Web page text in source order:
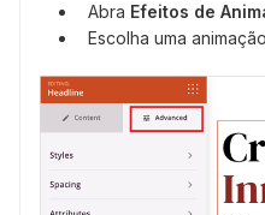
Abra Efeitos de
Escolha uma animação